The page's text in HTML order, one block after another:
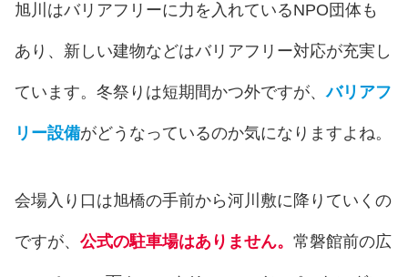
旭川はバリアフリーに力を入れているNPO団体も
あり、新しい建物などはバリアフリー対応が充実し
ています。冬祭りは短期間かつ外ですが、バリアフ
リー設備がどうなっているのか気になりますよね。
会場入り口は旭橋の手前から河川敷に降りていくの
ですが、 公式の駐車場はありません。 常磐館前の広